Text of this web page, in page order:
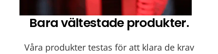
Bara vältestade produkter.
Våra produkter testas för att klara de krav